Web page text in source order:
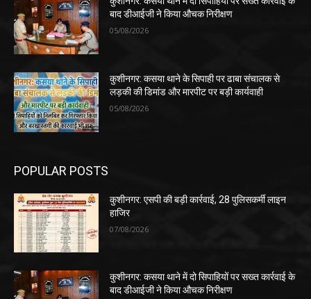
बाद डीआईजी ने किया औचक निरीक्षण
05/08/2026
कुशीनगर: कसया थाने के सिपाही पर ढाबा संचालक से
लड़की की डिमांड और मारपीट पर बड़ी कार्यवाही
05/08/2026
POPULAR POSTS
कुशीनगर: एसपी की बड़ी कार्रवाई, 28 पुलिसकर्मी लाइन
हाजिर
07/08/2026
कुशीनगर: कसया थाने में दो सिपाहियों पर सख्त कार्रवाई के
बाद डीआईजी ने किया औचक निरीक्षण